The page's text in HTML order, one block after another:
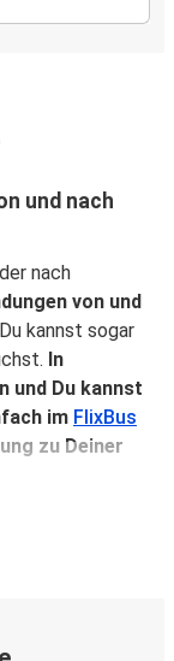
und nach
nach
von und
kannst sogar
In
und Du kannst
im FlixBus
zu Deiner
nach